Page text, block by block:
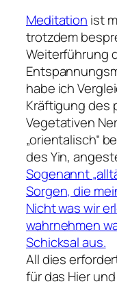
Meditation ist
trotzdem
Weiterführung
habe ich
Kräftigung des
Vegetativen
„orientalisch“
des Yin,
Sogenannt
Sorgen, die
Nicht was wir
wahrnehmen
Schicksal aus.
All dies
für das Hier